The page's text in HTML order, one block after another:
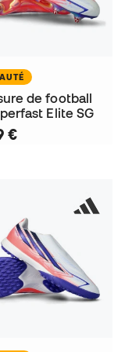
de football
Elite SG
€